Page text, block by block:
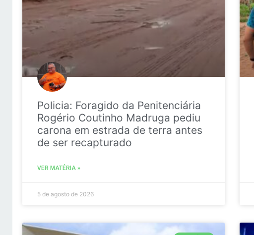
Policia: Foragido da Penitenciária
Rogério Coutinho Madruga pediu
carona em estrada de terra antes
de ser recapturado
VER MATÉRIA »
5 de agosto de 2026